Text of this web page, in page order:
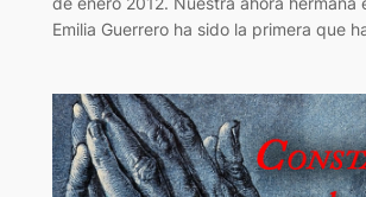
Emilia Guerrero ha sido la primera que